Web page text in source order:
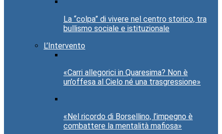
La “colpa” di vivere nel centro storico, tra
bullismo sociale e istituzionale
L’Intervento
«Carri allegorici in Quaresima? Non è
un’offesa al Cielo né una trasgressione»
«Nel ricordo di Borsellino, l’impegno è
combattere la mentalità mafiosa»